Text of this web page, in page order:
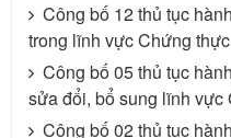
Công bố 12 thủ tục
trong lĩnh vực Chứng thực
Công bố 05 thủ tục
sửa đổi, bổ sung lĩnh vực
Công bố 02 thủ tục